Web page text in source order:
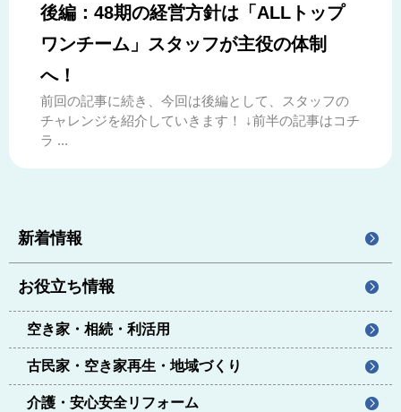
後編：48期の経営方針は「ALLトップ
ワンチーム」スタッフが主役の体制
へ！
前回の記事に続き、今回は後編として、スタッフの
チャレンジを紹介していきます！ ↓前半の記事はコチ
ラ ...
新着情報
お役立ち情報
空き家・相続・利活用
古民家・空き家再生・地域づくり
介護・安心安全リフォーム